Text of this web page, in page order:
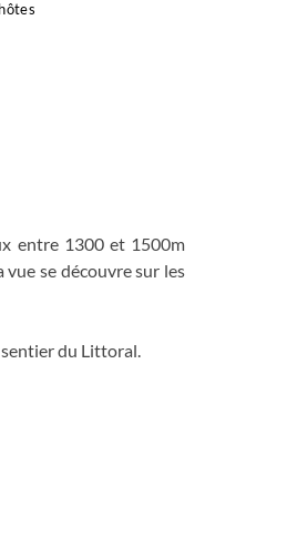
entre 1300 et 1500m
se découvre sur les
du Littoral.
la baie de Txingudi
Jaizkibel, montagne
l’air marin si cher au
alors à l’extrémité
grandioses de forêt,